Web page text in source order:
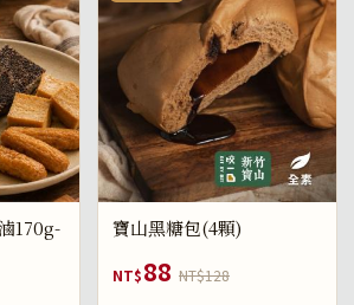
170g-
寶山黑糖包(4顆)
NT$88 NT$128